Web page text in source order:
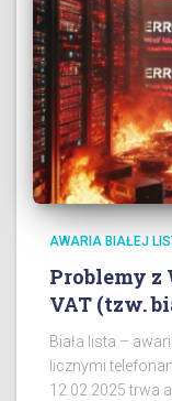
AWARIA BIAŁEJ
Problemy
VAT (tzw.
Biała lista –
licznymi
12.02.2025 trwa